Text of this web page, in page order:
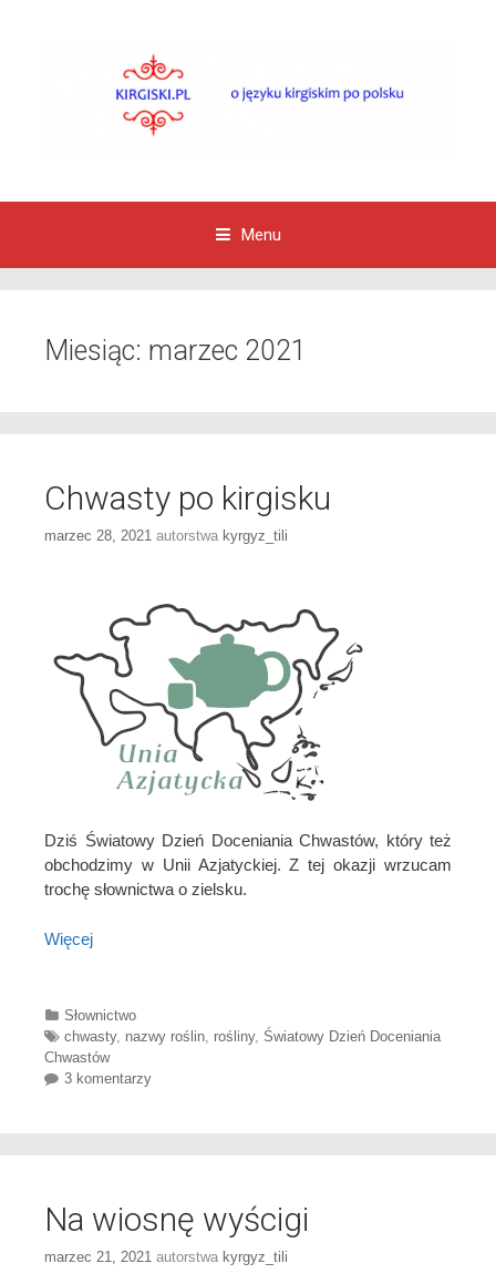
Menu
Miesiąc: marzec 2021
Chwasty po kirgisku
marzec 28, 2021 autorstwa kyrgyz_tili
Dziś Światowy Dzień Doceniania Chwastów, który też
obchodzimy w Unii Azjatyckiej. Z tej okazji wrzucam
trochę słownictwa o zielsku.
Więcej
Categories
Słownictwo
Tags
chwasty, nazwy roślin rośliny, Światowy Dzień Doceniania
Chwastów
3 komentarzy
Na wiosnę wyścigi
marzec 21, 2021 autorstwa kyrgyz_tili